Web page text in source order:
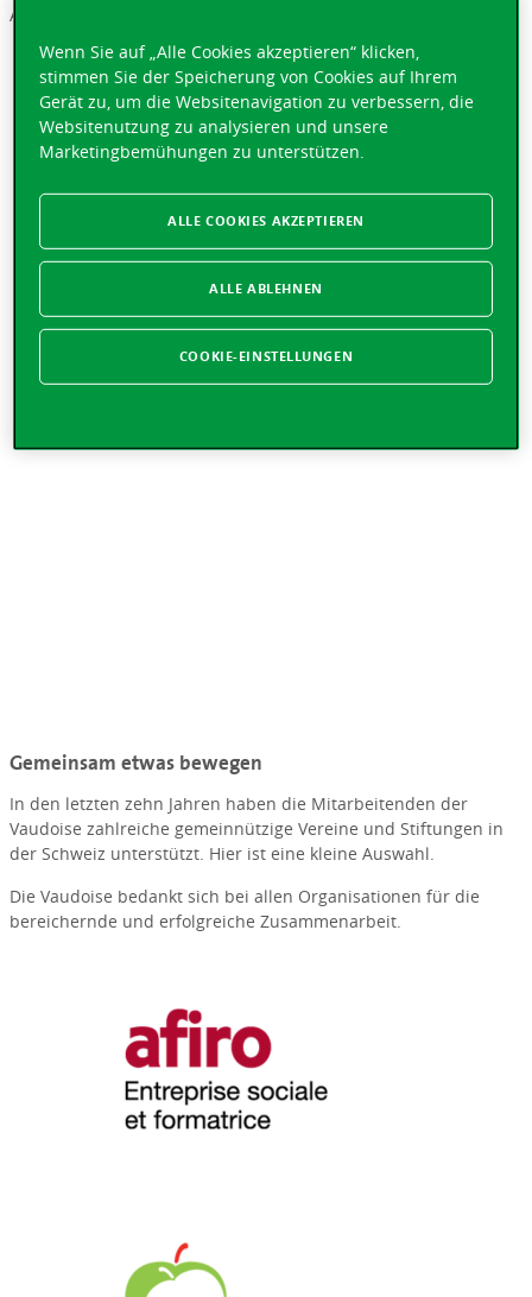
Alle wichtigen Informationen finden Sie
Gemeinsam etwas bewegen
In den letzten zehn Jahren haben die Mitarbeitenden der
Vaudoise zahlreiche gemeinnützige Vereine und Stiftungen in
der Schweiz unterstützt. Hier ist eine kleine Auswahl.
Die Vaudoise bedankt sich bei allen Organisationen für die
bereichernde und erfolgreiche Zusammenarbeit.
Wenn Sie auf „Alle Cookies akzeptieren“ klicken,
stimmen Sie der Speicherung von Cookies auf Ihrem
Gerät zu, um die Websitenavigation zu verbessern, die
Websitenutzung zu analysieren und unsere
Marketingbemühungen zu unterstützen.
ALLE ABLEHNEN
ALLE COOKIES AKZEPTIEREN
COOKIE-EINSTELLUNGEN